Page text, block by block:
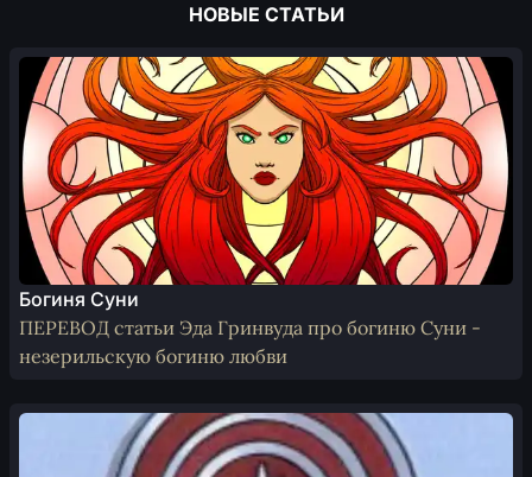
НОВЫЕ СТАТЬИ
Богиня Суни
ПЕРЕВОД статьи Эда Гринвуда про богиню Суни -
незерильскую богиню любви